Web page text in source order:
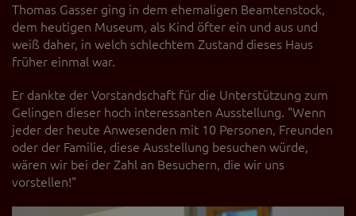
Thomas Gasser ging in dem ehemaligen Beamtenstock,
dem heutigen Museum, als Kind öfter ein und aus und
weiß daher, in welch schlechtem Zustand dieses Haus
früher einmal war.
Er dankte der Vorstandschaft für die Unterstützung zum
Gelingen dieser hoch interessanten Ausstellung. "Wenn
jeder der heute Anwesenden mit 10 Personen, Freunden
oder der Familie, diese Ausstellung besuchen würde,
wären wir bei der Zahl an Besuchern, die wir uns
vorstellen!"